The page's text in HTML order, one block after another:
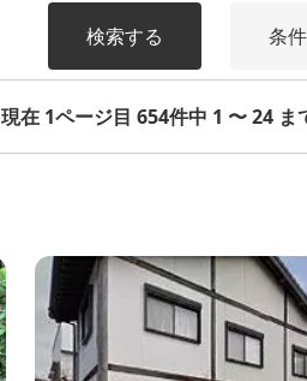
検索する 条
現在 1ページ目 654件中 1 〜 24